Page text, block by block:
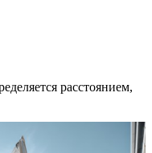
расстоянием,